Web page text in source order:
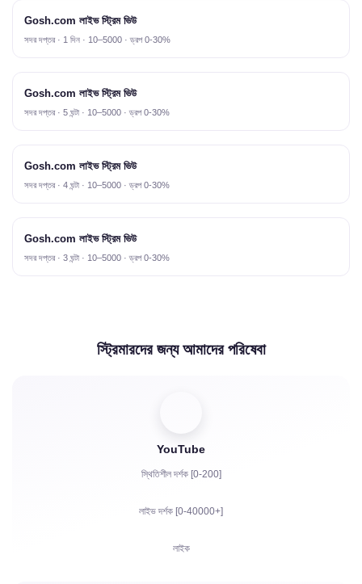
Gosh.com লাইভ স্ট্রিম ভিউ
সদর দপ্তর · 1 দিন · 10–5000 · ড্রপ 0-30%
Gosh.com লাইভ স্ট্রিম ভিউ
সদর দপ্তর · 5 ঘন্টা · 10–5000 · ড্রপ 0-30%
Gosh.com লাইভ স্ট্রিম ভিউ
সদর দপ্তর · 4 ঘন্টা · 10–5000 · ড্রপ 0-30%
Gosh.com লাইভ স্ট্রিম ভিউ
সদর দপ্তর · 3 ঘন্টা · 10–5000 · ড্রপ 0-30%
স্ট্রিমারদের জন্য আমাদের পরিষেবা
YouTube
স্থিতিশীল দর্শক [0-200]
লাইভ দর্শক [0-40000+]
লাইক